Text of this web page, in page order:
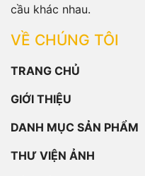
cầu khác nhau.
VỀ CHÚNG TÔI
TRANG CHỦ
GIỚI THIỆU
DANH MỤC SẢN PHẨM
THƯ VIỆN ẢNH